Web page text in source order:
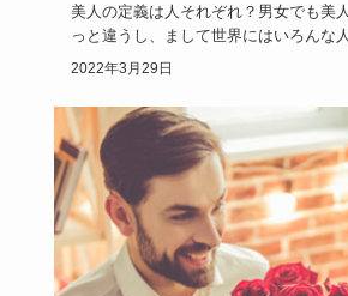
美人の定義は人それぞれ？男女でも美
っと違うし、まして世界にはいろんな
ら、美人の定義は…
2022年3月29日